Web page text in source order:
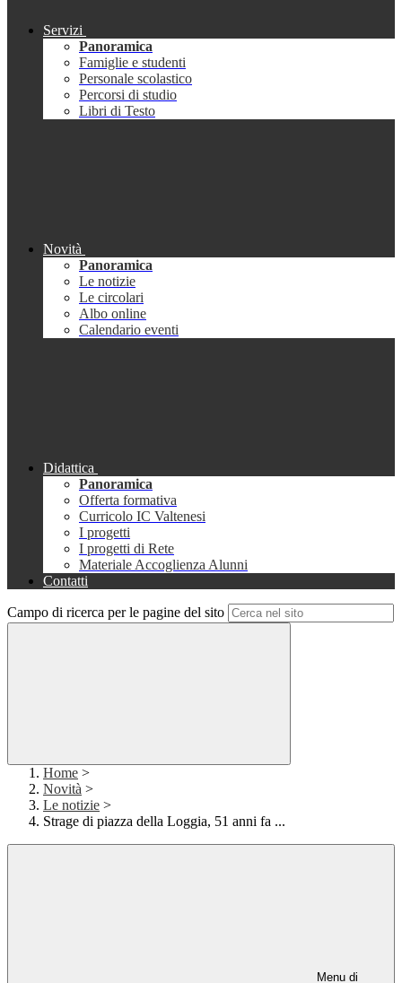
Servizi
Panoramica
Famiglie e studenti
Personale scolastico
Percorsi di studio
Libri di Testo
Novità
Panoramica
Le notizie
Le circolari
Albo online
Calendario eventi
Didattica
Panoramica
Offerta formativa
Curricolo IC Valtenesi
I progetti
I progetti di Rete
Materiale Accoglienza Alunni
Contatti
Campo di ricerca per le pagine del sito
Home >
Novità >
Le notizie >
Strage di piazza della Loggia, 51 anni fa ...
Menu di